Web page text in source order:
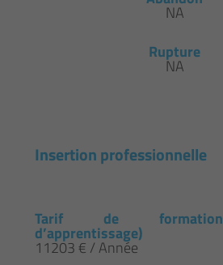
NA
Rupture
NA
Insertion professionnelle
Tarif de
d’apprentissage)
11203 € / Année